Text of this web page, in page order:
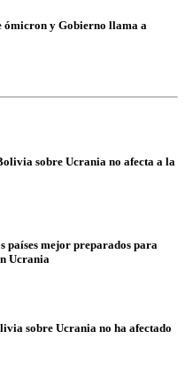
ómicron y Gobierno llama a
sobre Ucrania no afecta a la
países mejor preparados para
Ucrania
sobre Ucrania no ha afectado